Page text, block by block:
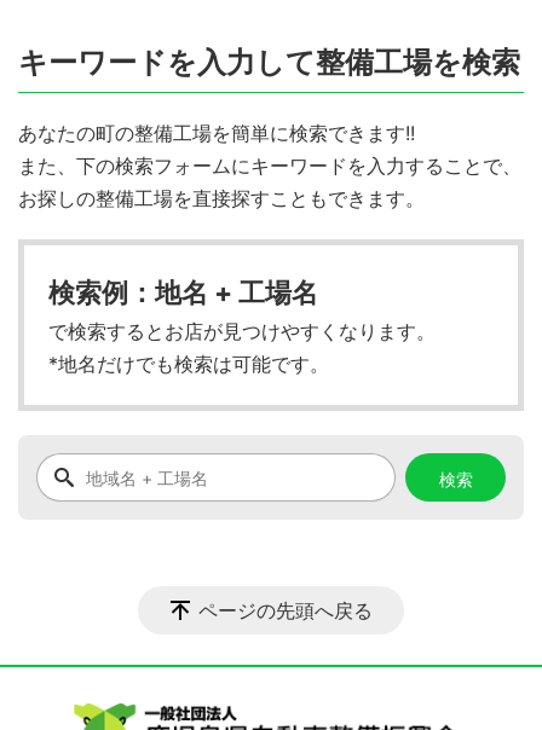
キーワードを入力して整備工場を検索
あなたの町の整備工場を簡単に検索できます!!
また、下の検索フォームにキーワードを入力することで、
お探しの整備工場を直接探すこともできます。
検索例：地名 + 工場名
で検索するとお店が見つけやすくなります。
*地名だけでも検索は可能です。
ページの先頭へ戻る